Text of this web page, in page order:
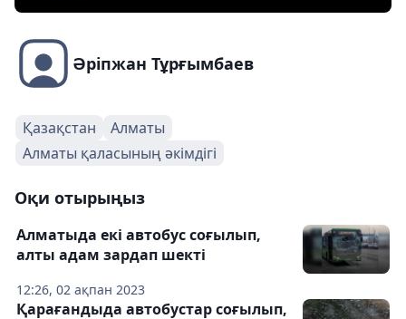
Әріпжан Тұрғымбаев
Қазақстан
Алматы
Алматы қаласының әкімдігі
Оқи отырыңыз
12:26, 02 ақпан 2023
Алматыда екі автобус соғылып,
алты адам зардап шекті
Қарағандыда автобустар соғылып,